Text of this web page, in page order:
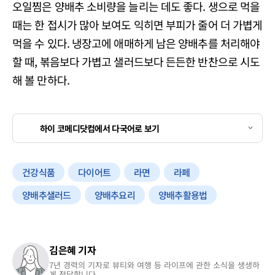
오일찜은 양배추 소비량을 늘리는 데도 좋다. 생으로 먹을
때는 한 접시가 많아 보여도 익히면 부피가 줄어 더 가볍게
먹을 수 있다. 냉장고에 애매하게 남은 양배추를 처리해야
할 때, 볶음보다 가볍고 샐러드보다 든든한 반찬으로 시도
해 볼 만하다.
하이 코메디닷컴에서 다국어로 보기
건강식품 다이어트 라면
라페
양배추샐러드
양배추요리 양배추활용법
김은혜 기자
7년 경력의 기자로 뷰티와 여행 등 라이프에 관한 소식을 생생하